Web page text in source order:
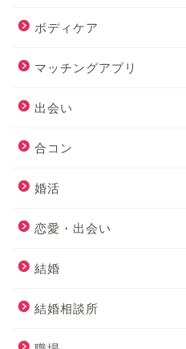
ボディケア
マッチングアプリ
出会い
合コン
婚活
恋愛・出会い
結婚
結婚相談所